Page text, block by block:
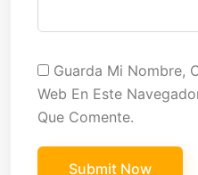
Guarda Mi Nombre,
Web En Este
Que Comente.